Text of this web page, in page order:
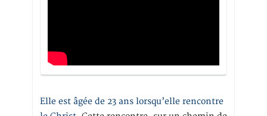
Elle est âgée de 23 ans lorsqu’elle rencontre